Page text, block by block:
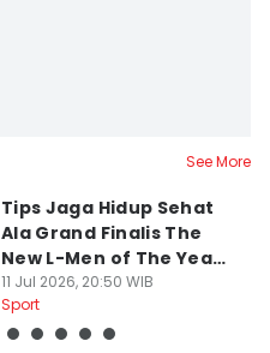
See More
Tips Jaga Hidup Sehat
Ala Grand Finalis The
New L-Men of The Year
2026
11 Jul 2026, 20:50 WIB
Sport